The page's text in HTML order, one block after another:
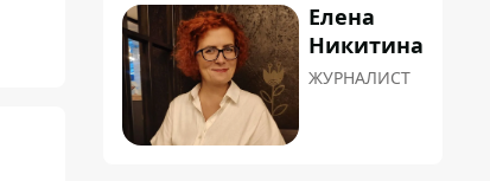
Елена
Никитина
ЖУРНАЛИСТ